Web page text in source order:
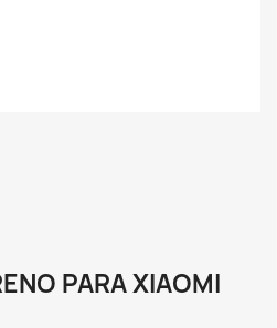
PARA XIAOMI